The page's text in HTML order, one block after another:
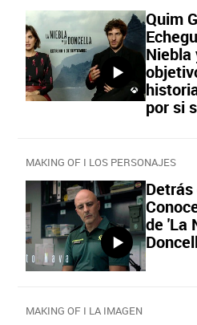
Quim
Niebla
por si
MAKING OF I LOS PERSONAJES
de 'La
MAKING OF I LA IMAGEN